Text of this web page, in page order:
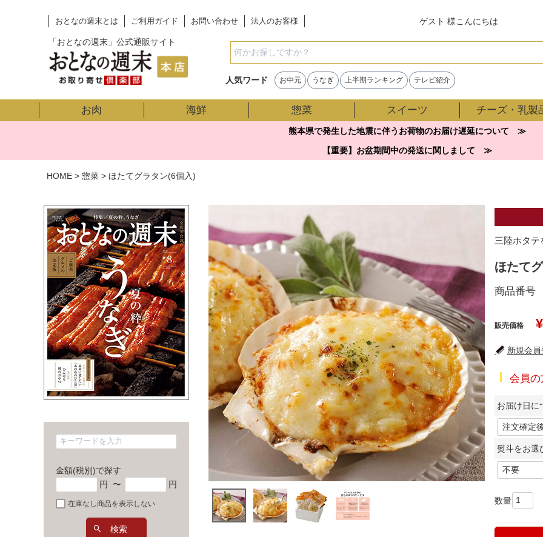
おとなの週末とは ご利用ガイド お問い合わせ 法人のお客様 ゲスト 様こんにちは
「おとなの週末」公式通販サイト
検索
人気ワード お中元 うなぎ 上半期ランキング テレビ紹介
お肉 海鮮 惣菜 スイーツ チーズ・乳製
熊本県で発生した地震に伴うお荷物のお届け遅延について ≫
【重要】お盆期間中の発送に関しまして ≫
HOME 惣菜 ほたてグラタン(6個入)
金額(税別)で探す
円
〜 円
在庫なし商品を表示しない
検索
三陸ホタ
ほたて
商品番号
販売価格 ¥
新規会
会員の
お届け日に
熨斗をお選